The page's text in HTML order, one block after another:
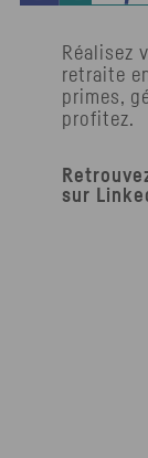
Réalisez
retraite
primes,
profitez.
sur